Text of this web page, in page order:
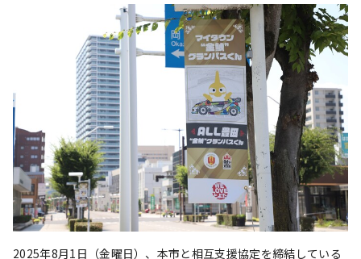
2025年8月1日（金曜日）、本市と相互支援協定を締結している